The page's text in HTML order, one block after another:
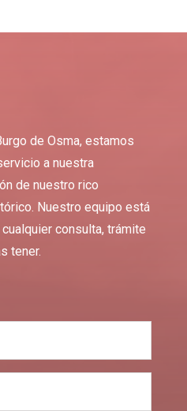
de Osma, estamos
a nuestra
de nuestro rico
Nuestro equipo está
consulta, trámite
tener.